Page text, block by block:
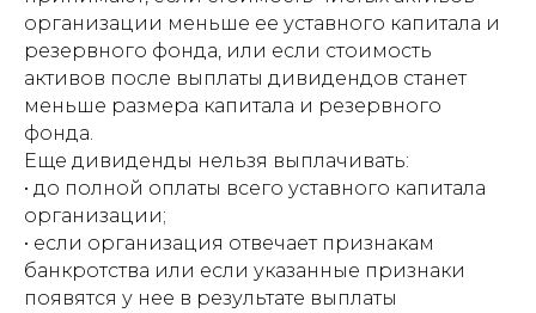
организации меньше ее уставного капитала и
резервного фонда, или если стоимость
активов после выплаты дивидендов станет
меньше размера капитала и резервного
фонда.
Еще дивиденды нельзя выплачивать:
• до полной оплаты всего уставного капитала
организации;
• если организация отвечает признакам
банкротства или если указанные признаки
появятся у нее в результате выплаты